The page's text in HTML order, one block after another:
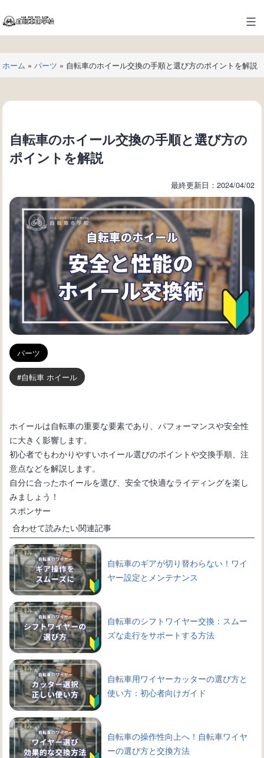
ン
テ
ツ
へ
キ
自
転
車
の
学
ホーム » パーツ » 自転車のホイール交換の手順と選び方のポイントを解説
自転車のホイール交換の手順と選び方の
ポイントを解説
最終更新日：2024/04/02
パーツ
自転車 ホイール
ホイールは自転車の重要な要素であり、パフォーマンスや安全性
に大きく影響します。
初心者でもわかりやすいホイール選びのポイントや交換手順、注
意点などを解説します。
自分に合ったホイールを選び、安全で快適なライディングを楽し
みましょう！
スポンサー
合わせて読みたい関連記事
自転車のギアが切り替わらない！ワイ
ヤー設定とメンテナンス
自転車のシフトワイヤー交換：スムー
ズな走行をサポートする方法
自転車用ワイヤーカッターの選び方と
使い方：初心者向けガイド
自転車の操作性向上へ！自転車ワイヤ
ーの選び方と交換方法